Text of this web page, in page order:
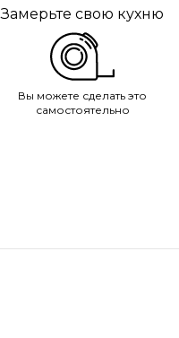
Замерьте свою кухню
Вы можете сделать это
самостоятельно